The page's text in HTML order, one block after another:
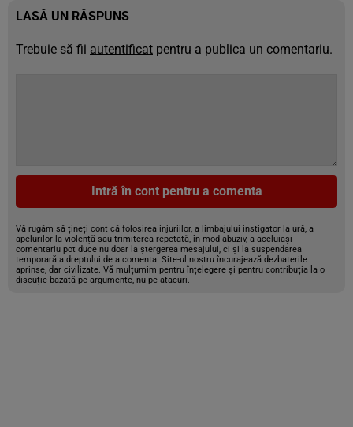
LASĂ UN RĂSPUNS
Trebuie să fii autentificat pentru a publica un comentariu.
Intră în cont pentru a comenta
Vă rugăm să țineți cont că folosirea injuriilor, a limbajului instigator la ură, a
apelurilor la violență sau trimiterea repetată, în mod abuziv, a aceluiași
comentariu pot duce nu doar la ștergerea mesajului, ci și la suspendarea
temporară a dreptului de a comenta. Site-ul nostru încurajează dezbaterile
aprinse, dar civilizate. Vă mulțumim pentru înțelegere și pentru contribuția la o
discuție bazată pe argumente, nu pe atacuri.